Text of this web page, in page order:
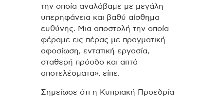
την οποία αναλάβαμε με μεγάλη
υπερηφάνεια και βαθύ αίσθημα
ευθύνης. Μια αποστολή την οποία
φέραμε εις πέρας με πραγματική
αφοσίωση, εντατική εργασία,
σταθερή πρόοδο και απτά
αποτελέσματα», είπε.
Σημείωσε ότι η Κυπριακή Προεδρία